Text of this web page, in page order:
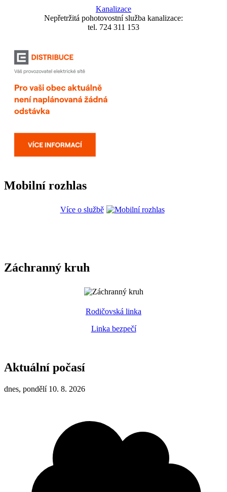
Kanalizace
Nepřetržitá pohotovostní služba kanalizace:
tel. 724 311 153
Mobilní rozhlas
Více o službě
Záchranný kruh
Rodičovská linka
Linka bezpečí
Aktuální počasí
dnes, pondělí 10. 8. 2026